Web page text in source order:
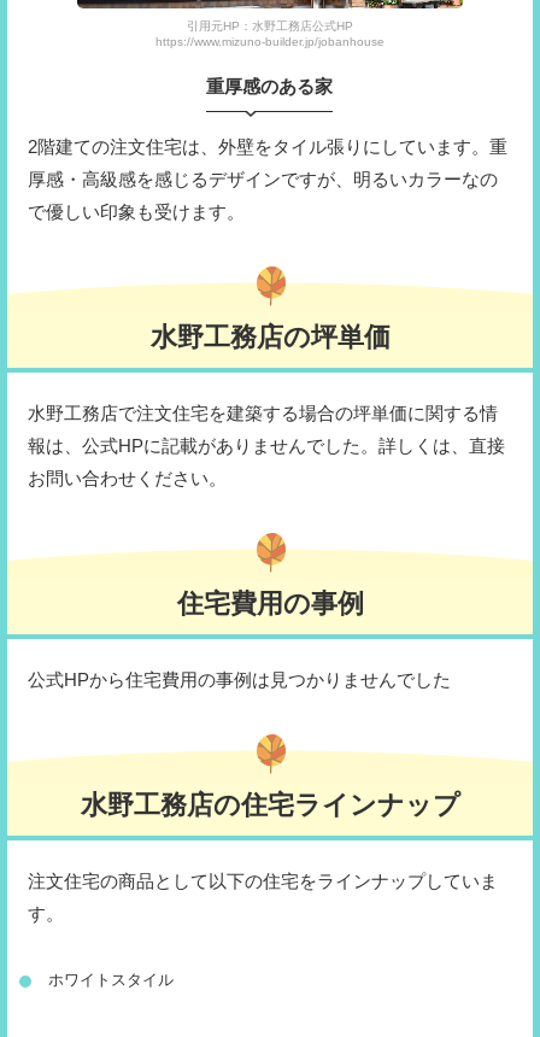
引用元HP：水野工務店公式HP
https://www.mizuno-builder.jp/jobanhouse
重厚感のある家
2階建ての注文住宅は、外壁をタイル張りにしています。重
厚感・高級感を感じるデザインですが、明るいカラーなの
で優しい印象も受けます。
水野工務店の坪単価
水野工務店で注文住宅を建築する場合の坪単価に関する情
報は、公式HPに記載がありませんでした。詳しくは、直接
お問い合わせください。
住宅費用の事例
公式HPから住宅費用の事例は見つかりませんでした
水野工務店の住宅ラインナップ
注文住宅の商品として以下の住宅をラインナップしていま
す。
ホワイトスタイル